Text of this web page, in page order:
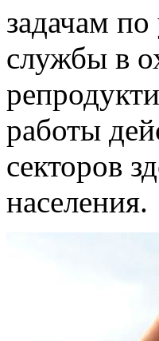
задачам
службы в
работы
секторов
населения.